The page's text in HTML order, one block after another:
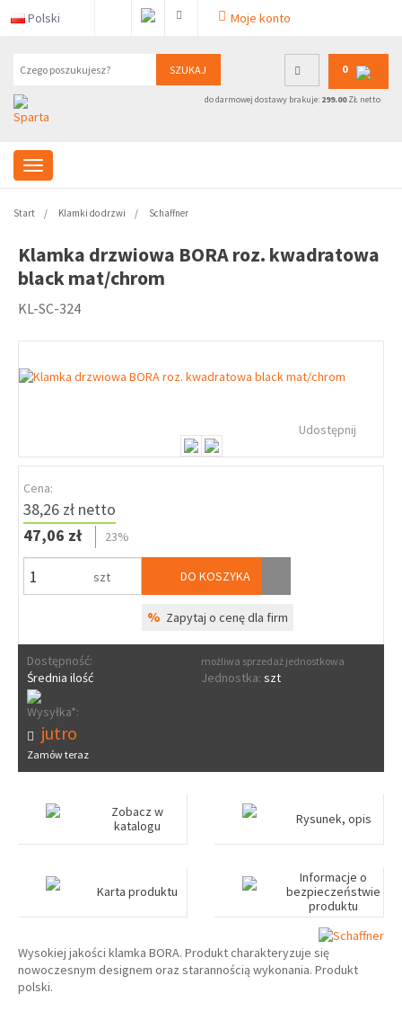
Polski Moje konto
SZUKAJ 0
do darmowej dostawy brakuje: 299.00ZŁ netto
Start Klamki do drzwi Schaffner
Klamka drzwiowa BORA roz. kwadratowa
black mat/chrom
KL-SC-324
Udostępnij
Cena:
38,26 zł netto
47,06 zł
23%
szt DO KOSZYKA
% Zapytaj o cenę dla firm
Dostępność:
Średnia ilość
możliwa sprzedaż jednostkowa
Jednostka: szt
Wysyłka*:
jutro
Zamów teraz
Zobacz w
katalogu
Rysunek, opis
Karta produktu
Informacje o
bezpieczeństwie
produktu
Wysokiej jakości klamka BORA. Produkt charakteryzuje się
nowoczesnym designem oraz starannością wykonania. Produkt
polski.